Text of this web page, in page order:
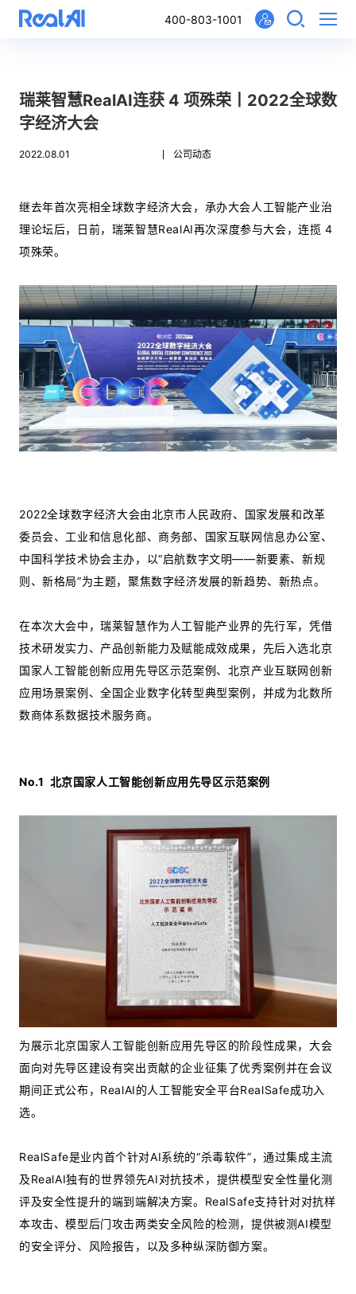
400-803-1001
瑞莱智慧RealAI连获 4 项殊荣丨2022全球数
字经济大会
2022.08.01 公司动态
继去年首次亮相全球数字经济大会，承办大会人工智能产业治
理论坛后，日前，瑞莱智慧RealAI再次深度参与大会，连揽 4
项殊荣。
2022全球数字经济大会由北京市人民政府、国家发展和改革
委员会、工业和信息化部、商务部、国家互联网信息办公室、
中国科学技术协会主办，以“启航数字文明——新要素、新规
则、新格局”为主题，聚焦数字经济发展的新趋势、新热点。
在本次大会中，瑞莱智慧作为人工智能产业界的先行军，凭借
技术研发实力、产品创新能力及赋能成效成果，先后入选北京
国家人工智能创新应用先导区示范案例、北京产业互联网创新
应用场景案例、全国企业数字化转型典型案例，并成为北数所
数商体系数据技术服务商。
No.1 北京国家人工智能创新应用先导区示范案例
为展示北京国家人工智能创新应用先导区的阶段性成果，大会
面向对先导区建设有突出贡献的企业征集了优秀案例并在会议
期间正式公布，RealAI的人工智能安全平台RealSafe成功入
选。
RealSafe是业内首个针对AI系统的“杀毒软件”，通过集成主流
及RealAI独有的世界领先AI对抗技术，提供模型安全性量化测
评及安全性提升的端到端解决方案。RealSafe支持针对对抗样
本攻击、模型后门攻击两类安全风险的检测，提供被测AI模型
的安全评分、风险报告，以及多种纵深防御方案。